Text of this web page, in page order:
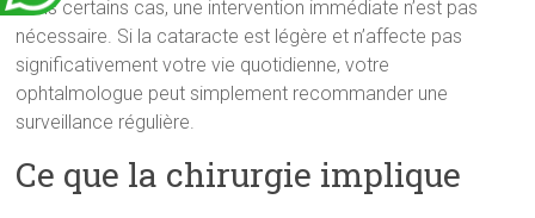
Dans certains cas, une intervention immédiate n’est pas
nécessaire. Si la cataracte est légère et n’affecte pas
significativement votre vie quotidienne, votre
ophtalmologue peut simplement recommander une
surveillance régulière.
Ce que la chirurgie implique